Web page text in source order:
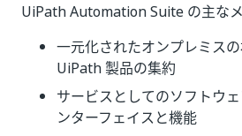
UiPath Automation Suite の主な
一元化されたオンプレミス
UiPath 製品の集約
サービスとしてのソフトウ
ンターフェイスと機能